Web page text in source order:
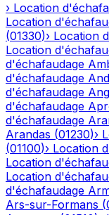
› Location
Location
(01330)› Location
Location
d'échafaudage
d'échafaudage
d'échafaudage
d'échafaudage
d'échafaudage
Arandas (01230)›
(01100)› Location
Location
Location
d'échafaudage
Ars-sur-Formans (